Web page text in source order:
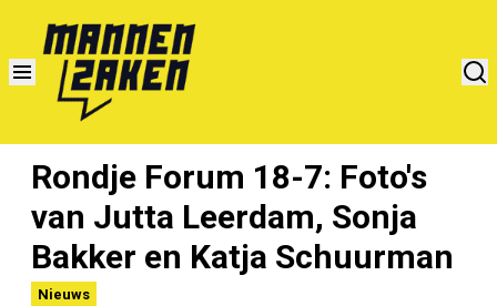
Rondje Forum 18-7: Foto's
van Jutta Leerdam, Sonja
Bakker en Katja Schuurman
Nieuws